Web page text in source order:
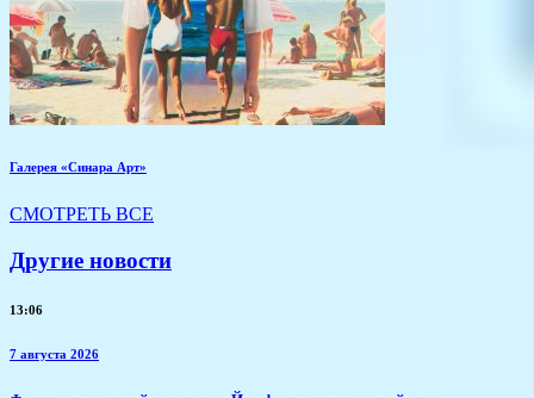
Галерея «Синара Арт»
СМОТРЕТЬ ВСЕ
Другие новости
13:06
7 августа 2026